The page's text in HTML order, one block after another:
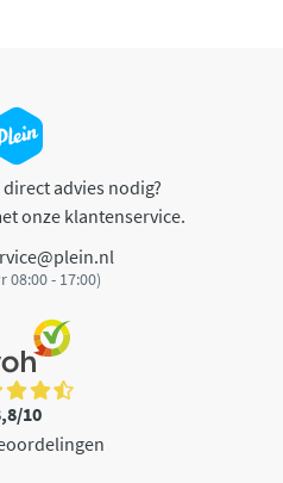
advies nodig?
onze klantenservice.
08:00 - 17:00)
10